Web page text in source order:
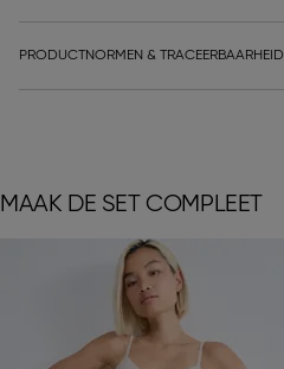
PRODUCTNORMEN & TRACEERBAARHEID
MAAK DE SET COMPLEET